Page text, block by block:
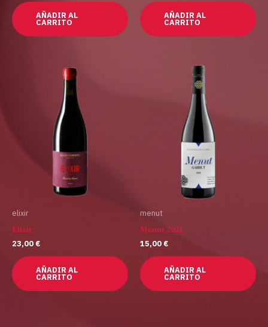
AÑADIR AL
CARRITO
AÑADIR AL
CARRITO
elixir
Elixir
23,00 €
AÑADIR AL
CARRITO
menut
Menut 2021
15,00 €
AÑADIR AL
CARRITO